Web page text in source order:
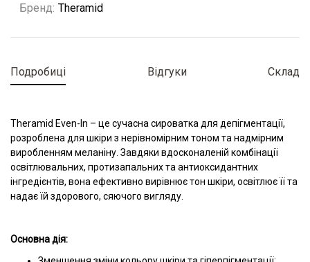
Бренд Theramid
Подробиці Відгуки Склад
Theramid Even-In – це сучасна сироватка для депігментації,
розроблена для шкіри з нерівномірним тоном та надмірним
виробленням меланіну. Завдяки вдосконаленій комбінації
освітлювальних, протизапальних та антиоксидантних
інгредієнтів, вона ефективно вирівнює тон шкіри, освітлює її та
надає їй здорового, сяючого вигляду.
Основна дія: